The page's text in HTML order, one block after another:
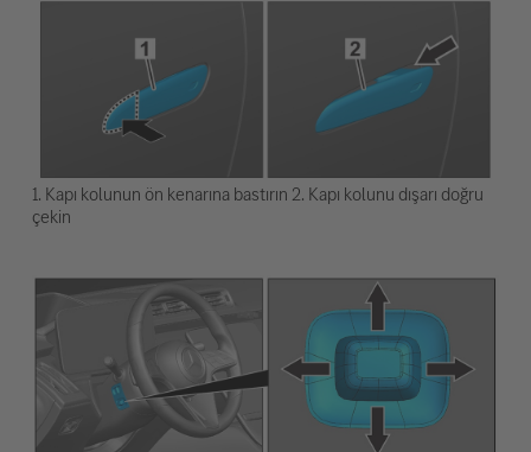
1. Kapı kolunun ön kenarına bastırın 2. Kapı kolunu dışarı doğru
çekin